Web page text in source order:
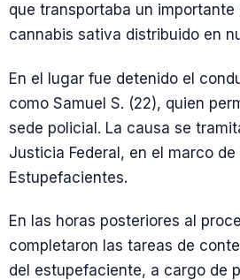
que transportaba un
cannabis sativa distribuido en
En el lugar fue detenido el
como Samuel S. (22), quien
sede policial. La causa se
Justicia Federal, en el marco de
Estupefacientes.
En las horas posteriores al
completaron las tareas de
del estupefaciente, a cargo de